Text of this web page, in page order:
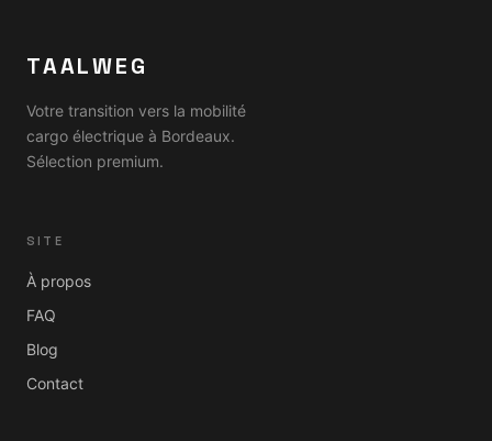
TAALWEG
Votre transition vers la mobilité
cargo électrique à Bordeaux.
Sélection premium.
SITE
À propos
FAQ
Blog
Contact